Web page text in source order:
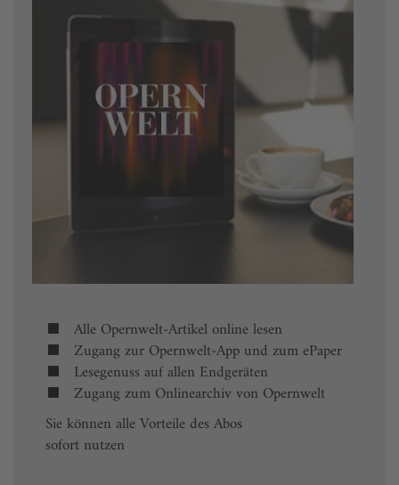
Alle Opernwelt-Artikel online lesen
Zugang zur Opernwelt-App und zum ePaper
Lesegenuss auf allen Endgeräten
Zugang zum Onlinearchiv von Opernwelt
Sie können alle Vorteile des Abos
sofort nutzen